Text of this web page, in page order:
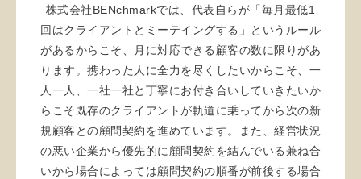
株式会社BENchmarkでは、代表自らが「毎月最低1
回はクライアントとミーテイングする」というルール
があるからこそ、月に対応できる顧客の数に限りがあ
ります。携わった人に全力を尽くしたいからこそ、一
人一人、一社一社と丁寧にお付き合いしていきたいか
らこそ既存のクライアントが軌道に乗ってから次の新
規顧客との顧問契約を進めています。また、経営状況
の悪い企業から優先的に顧問契約を結んでいる兼ね合
いから場合によっては顧問契約の順番が前後する場合